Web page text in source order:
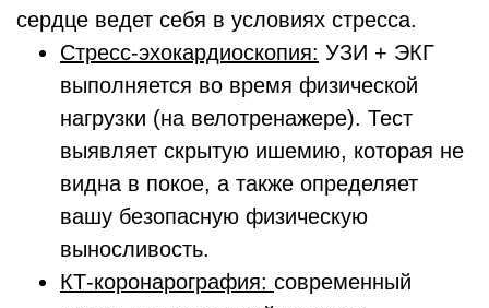
сердце ведет себя в условиях стресса.
Стресс-эхокардиоскопия: УЗИ + ЭКГ
выполняется во время физической
нагрузки (на велотренажере). Тест
выявляет скрытую ишемию, которая не
видна в покое, а также определяет
вашу безопасную физическую
выносливость.
КТ-коронарография: современный